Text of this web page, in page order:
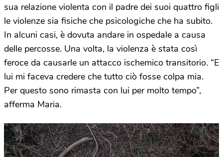
sua relazione violenta con il padre dei suoi quattro figli
le violenze sia fisiche che psicologiche che ha subito.
In alcuni casi, è dovuta andare in ospedale a causa
delle percosse. Una volta, la violenza è stata così
feroce da causarle un attacco ischemico transitorio. “E
lui mi faceva credere che tutto ciò fosse colpa mia.
Per questo sono rimasta con lui per molto tempo”,
afferma Maria.